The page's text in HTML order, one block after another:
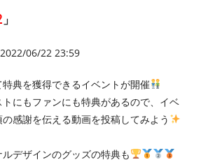
」
06/22 23:59
典を獲得できるイベントが開催
にもファンにも特典があるので、イベ
感謝を伝える動画を投稿してみよう
デザインのグッズの特典も